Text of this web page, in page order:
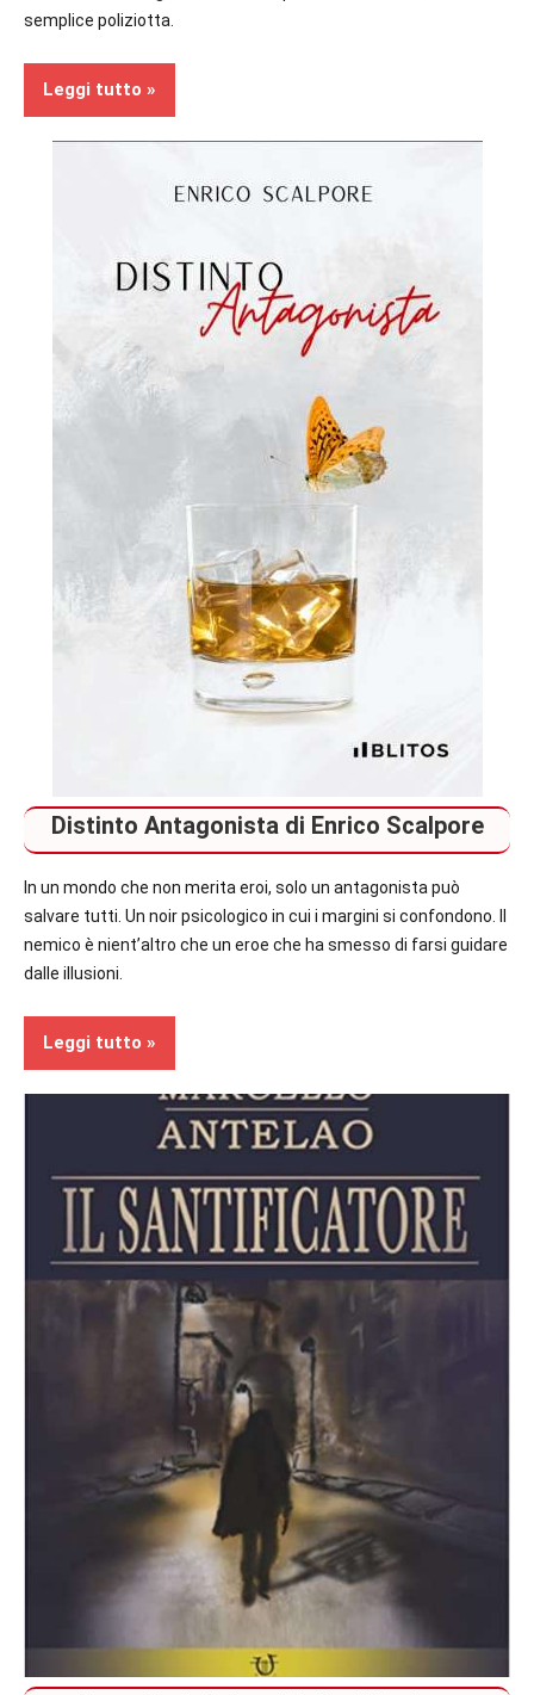
semplice poliziotta.
Leggi tutto
Recensioni
Suspense
Distinto Antagonista di Enrico Scalpore
In un mondo che non merita eroi, solo un antagonista può
salvare tutti. Un noir psicologico in cui i margini si confondono. Il
nemico è nient’altro che un eroe che ha smesso di farsi guidare
dalle illusioni.
Leggi tutto
piano
Recensioni